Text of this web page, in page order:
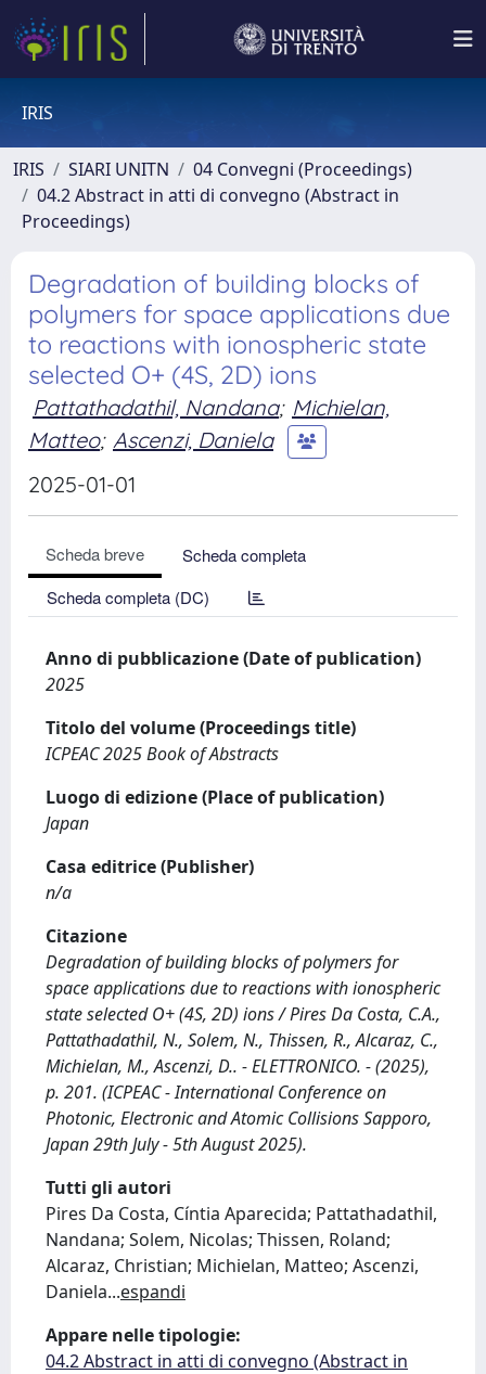
IRIS
IRIS SIARI UNITN
04 Convegni (Proceedings)
04.2 Abstract in atti di convegno (Abstract in
Proceedings)
Degradation of building blocks of
polymers for space applications due
to reactions with ionospheric state
selected O+ (4S, 2D) ions
Pattathadathil, Nandana; Michielan,
Matteo; Ascenzi, Daniela
2025-01-01
Scheda breve
Scheda completa
Scheda completa (DC)
Anno di pubblicazione (Date of publication)
2025
Titolo del volume (Proceedings title)
ICPEAC 2025 Book of Abstracts
Luogo di edizione (Place of publication)
Japan
Casa editrice (Publisher)
n/a
Citazione
Degradation of building blocks of polymers for
space applications due to reactions with ionospheric
state selected O+ (4S, 2D) ions / Pires Da Costa, C.A.,
Pattathadathil, N., Solem, N., Thissen, R., Alcaraz, C.,
Michielan, M., Ascenzi, D.. - ELETTRONICO. - (2025),
p. 201. (ICPEAC - International Conference on
Photonic, Electronic and Atomic Collisions Sapporo,
Japan 29th July - 5th August 2025).
Tutti gli autori
Pires Da Costa, Cíntia Aparecida; Pattathadathil,
Nandana; Solem, Nicolas; Thissen, Roland;
Alcaraz, Christian; Michielan, Matteo; Ascenzi,
Daniela...espandi
Appare nelle tipologie:
04.2 Abstract in atti di convegno (Abstract in